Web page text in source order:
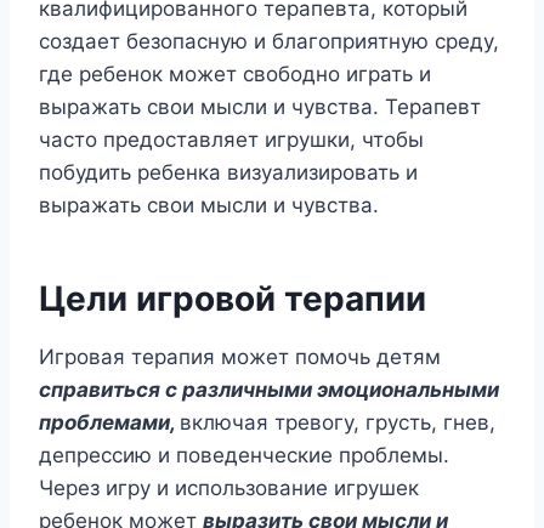
квалифицированного терапевта, который
создает безопасную и благоприятную среду,
где ребенок может свободно играть и
выражать свои мысли и чувства. Терапевт
часто предоставляет игрушки, чтобы
побудить ребенка визуализировать и
выражать свои мысли и чувства.
Цели игровой терапии
Игровая терапия может помочь детям
справиться с различными эмоциональными
проблемами, включая тревогу, грусть, гнев,
депрессию и поведенческие проблемы.
Через игру и использование игрушек
ребенок может выразить свои мысли и